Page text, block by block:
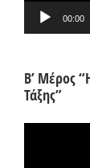
00:00
Β’ Μέρος
Τάξης”